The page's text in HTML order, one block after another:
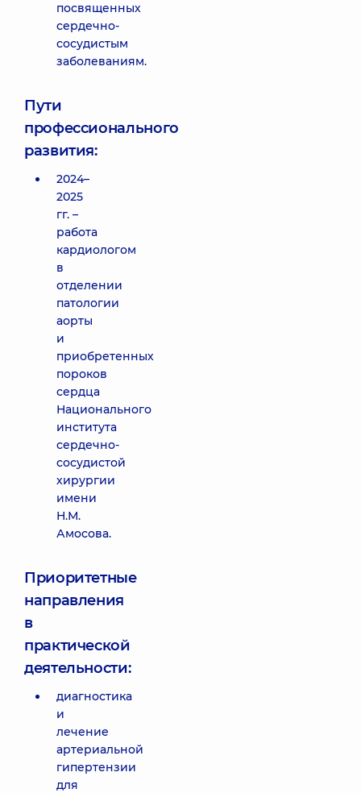
посвященных
сердечно-
сосудистым
заболеваниям.
Пути
профессионального
развития:
2024–
2025
гг. –
работа
кардиологом
в
отделении
патологии
аорты
и
приобретенных
пороков
сердца
Национального
института
сердечно-
сосудистой
хирургии
имени
Н.М.
Амосова.
Приоритетные
направления
в
практической
деятельности:
диагностика
и
лечение
артериальной
гипертензии
для